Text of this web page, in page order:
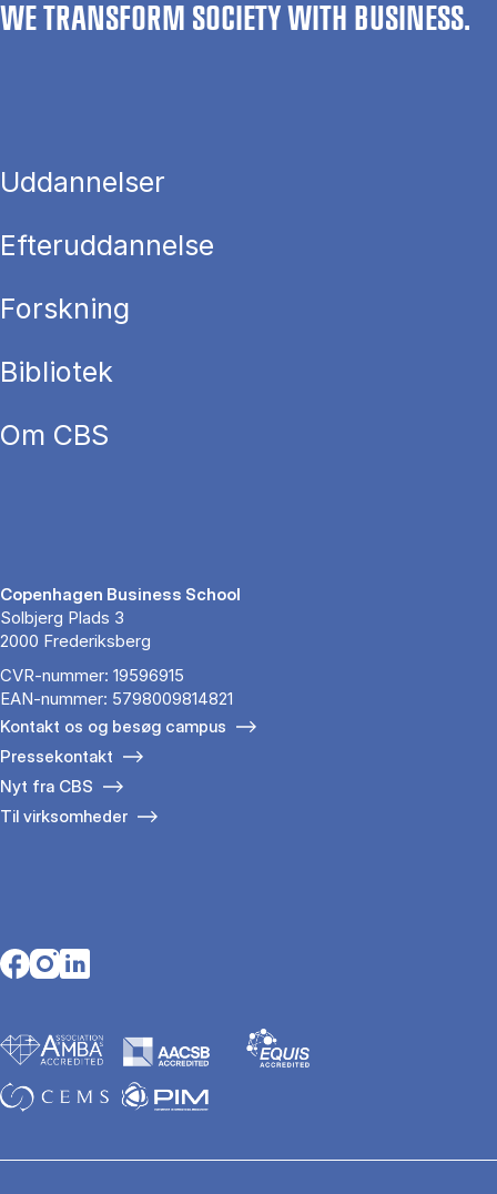
WE TRANSFORM SOCIETY WITH BUSINESS.
Uddannelser
Efteruddannelse
Forskning
Bibliotek
Om CBS
Copenhagen Business School
Solbjerg Plads 3
2000 Frederiksberg
CVR-nummer: 19596915
EAN-nummer: 5798009814821
Kontakt os og besøg campus
Pressekontakt
Nyt fra CBS
Til virksomheder
Opens in a new tab
Opens in a new tab
Opens in a new tab